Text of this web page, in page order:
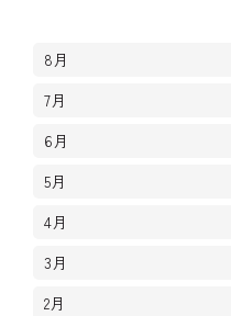
8月
7月
6月
5月
4月
3月
2月